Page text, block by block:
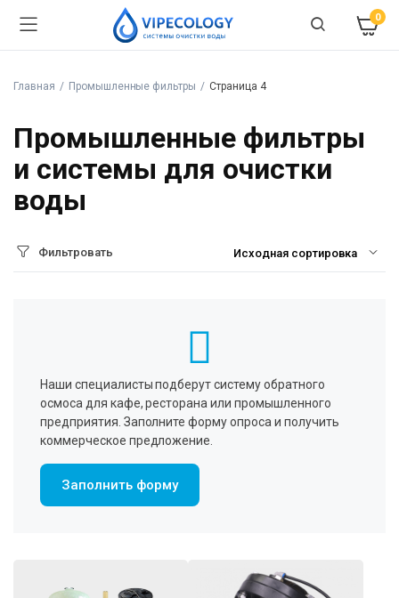
0
Главная Промышленные фильтры Страница 4
Промышленные фильтры
и системы для очистки
воды
Фильтровать
Наши специалисты подберут систему обратного
осмоса для кафе, ресторана или промышленного
предприятия. Заполните форму опроса и получить
коммерческое предложение.
Заполнить форму